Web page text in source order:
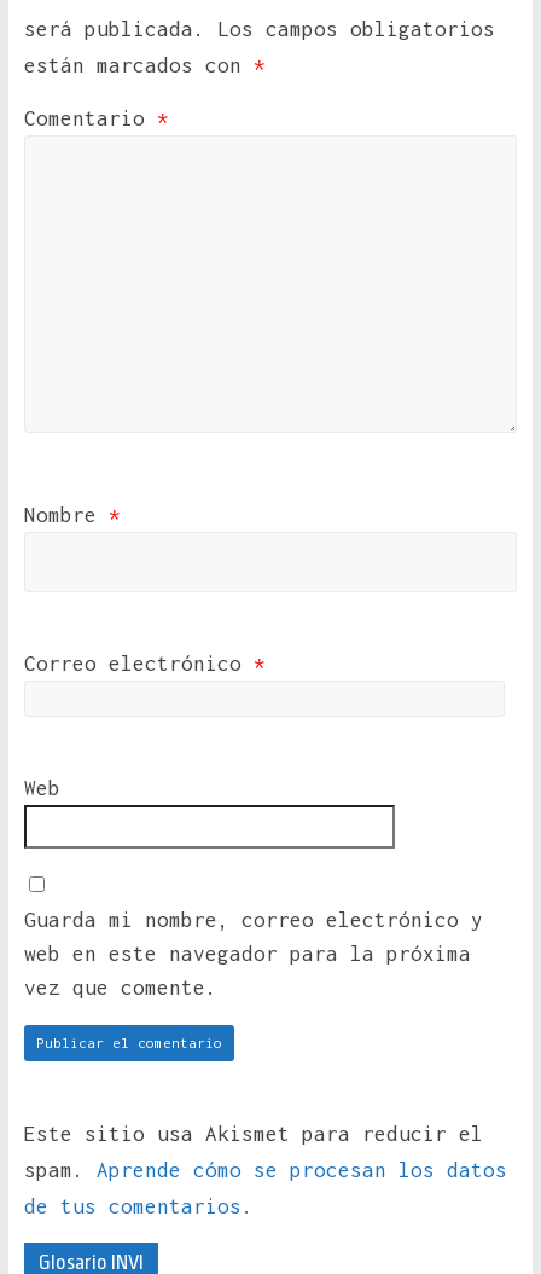
será publicada.
Los campos obligatorios
están marcados con *
Comentario *
Nombre *
Correo electrónico *
Web
Guarda mi nombre, correo electrónico y
web en este navegador para la próxima
vez que comente.
Este sitio usa Akismet para reducir el
spam. Aprende cómo se procesan los datos
de tus comentarios.
Glosario INVI